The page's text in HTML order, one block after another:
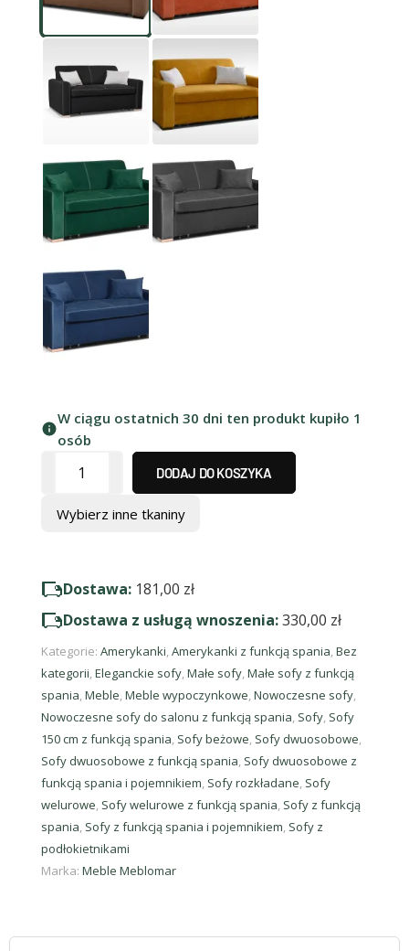
W ciągu ostatnich 30 dni ten produkt kupiło 1
osób
DODAJ DO KOSZYKA
Wybierz inne tkaniny
Dostawa: 181,00 zł
Dostawa z usługą wnoszenia:330,00 zł
Kategorie: Amerykanki,Amerykanki z funkcją spania,Bez
kategorii,Eleganckie sofy,Małe sofy,Małe sofy z funkcją
spania,Meble,Meble wypoczynkowe,Nowoczesne sofy,
Nowoczesne sofy do salonu z funkcją spania, Sofy, Sofy
150 cm z funkcją spania, Sofy beżowe, Sofy dwuosobowe,
Sofy dwuosobowe z funkcją spania, Sofy dwuosobowe z
funkcją spania i pojemnikiem, Sofy rozkładane, Sofy
welurowe, Sofy welurowe z funkcją spania, Sofy z funkcją
spania, Sofy z funkcją spania i pojemnikiem, Sofy z
podłokietnikami
Marka: Meble Meblomar